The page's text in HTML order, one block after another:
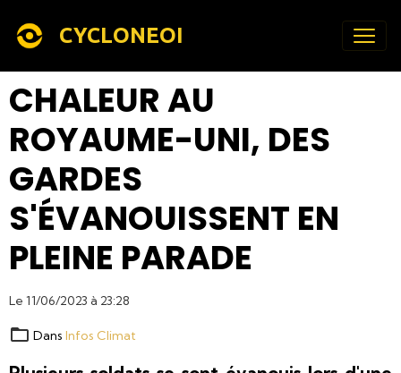
CYCLONEOI
CHALEUR AU
ROYAUME-UNI, DES
GARDES
S'ÉVANOUISSENT EN
PLEINE PARADE
Le 11/06/2023 à 23:28
Dans Infos Climat